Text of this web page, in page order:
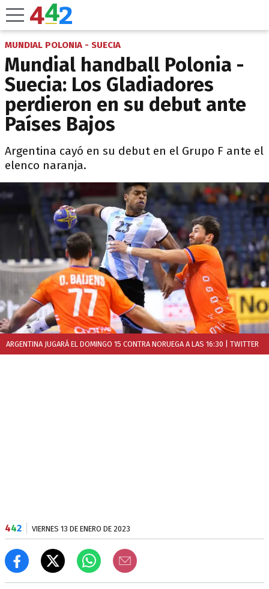
MUNDIAL POLONIA - SUECIA
Mundial handball Polonia -
Suecia: Los Gladiadores
perdieron en su debut ante
Países Bajos
Argentina cayó en su debut en el Grupo F ante el
elenco naranja.
ARGENTINA JUGARÁ EL DOMINGO 15 CONTRA NORUEGA A LAS 16:30 | TWITTER
442 VIERNES 13 DE ENERO DE 2023